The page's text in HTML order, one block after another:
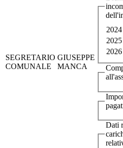
SEGRETARIO
COMUNALE
GIUSEPPE
MANCA
2024
2025
2026
Dati